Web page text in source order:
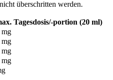
überschritten werden.
Tagesdosis/-portion (20 ml)
mg
mg
mg
mg